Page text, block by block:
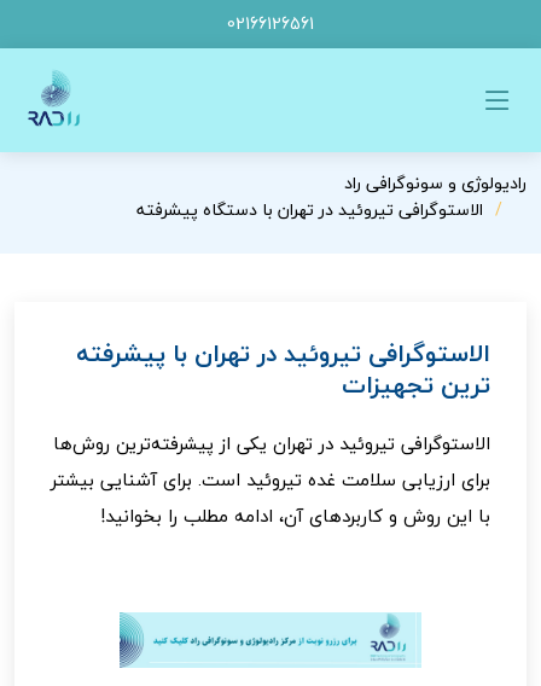
02166126561
رادیولوژی و سونوگرافی راد
الاستوگرافی تیروئید در تهران با دستگاه پیشرفته
الاستوگرافی تیروئید در تهران با پیشرفته
ترین تجهیزات
الاستوگرافی تیروئید در تهران یکی از پیشرفته‌ترین روش‌ها
برای ارزیابی سلامت غده تیروئید است. برای آشنایی بیشتر
با این روش و کاربردهای آن، ادامه مطلب را بخوانید!